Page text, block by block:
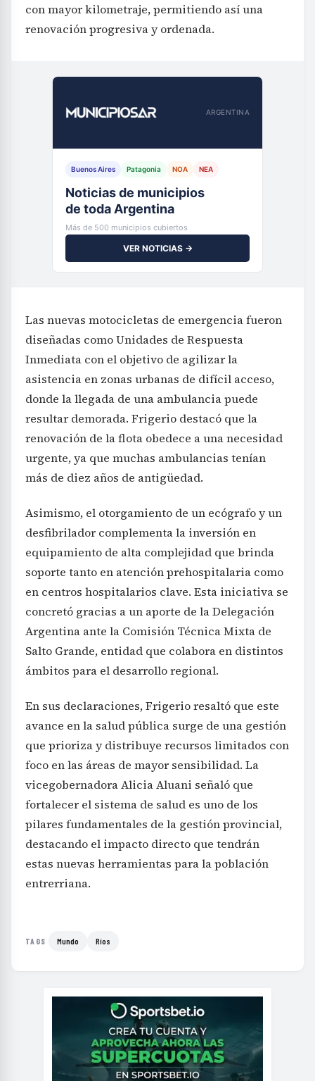
con mayor kilometraje, permitiendo así una
renovación progresiva y ordenada.
ARGENTINA
Buenos Aires Patagonia NOA NEA
Noticias de municipios
de toda Argentina
Más de 500 municipios cubiertos
VER NOTICIAS →
Las nuevas motocicletas de emergencia fueron
diseñadas como Unidades de Respuesta
Inmediata con el objetivo de agilizar la
asistencia en zonas urbanas de difícil acceso,
donde la llegada de una ambulancia puede
resultar demorada. Frigerio destacó que la
renovación de la flota obedece a una necesidad
urgente, ya que muchas ambulancias tenían
más de diez años de antigüedad.
Asimismo, el otorgamiento de un ecógrafo y un
desfibrilador complementa la inversión en
equipamiento de alta complejidad que brinda
soporte tanto en atención prehospitalaria como
en centros hospitalarios clave. Esta iniciativa se
concretó gracias a un aporte de la Delegación
Argentina ante la Comisión Técnica Mixta de
Salto Grande, entidad que colabora en distintos
ámbitos para el desarrollo regional.
En sus declaraciones, Frigerio resaltó que este
avance en la salud pública surge de una gestión
que prioriza y distribuye recursos limitados con
foco en las áreas de mayor sensibilidad. La
vicegobernadora Alicia Aluani señaló que
fortalecer el sistema de salud es uno de los
pilares fundamentales de la gestión provincial,
destacando el impacto directo que tendrán
estas nuevas herramientas para la población
entrerriana.
TAGS Mundo Ríos